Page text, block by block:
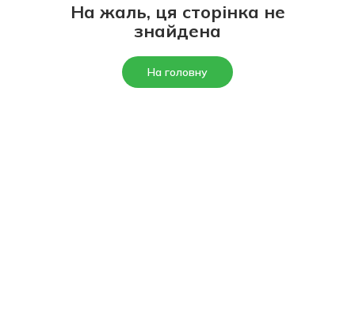
На жаль, ця сторінка не
знайдена
На головну